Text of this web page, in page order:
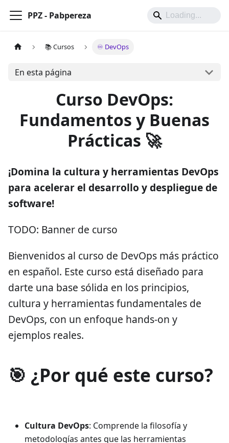
PPZ - Pabpereza
📚 Cursos ♾️ DevOps
En esta página
Curso DevOps:
Fundamentos y Buenas
Prácticas 🚀
¡Domina la cultura y herramientas DevOps
para acelerar el desarrollo y despliegue de
software!
TODO: Banner de curso
Bienvenidos al curso de DevOps más práctico
en español. Este curso está diseñado para
darte una base sólida en los principios,
cultura y herramientas fundamentales de
DevOps, con un enfoque hands-on y
ejemplos reales.
🎯 ¿Por qué este curso?
Cultura DevOps: Comprende la filosofía y
metodologías antes que las herramientas